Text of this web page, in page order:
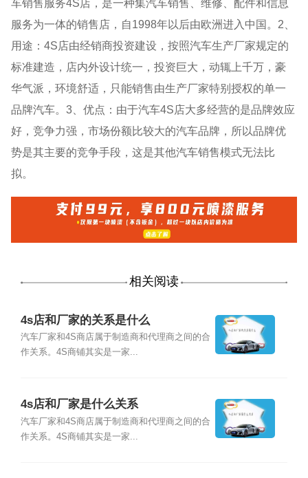
车销售服务4S店，是一种集汽车销售、维修、配件和信息
服务为一体的销售店，自1998年以后由欧洲进入中国。2、
用途：4S店由经销商投资建设，按照汽车生产厂家规定的
标准建造，店内外设计统一，投资巨大，动辄上千万，豪
华气派，环境舒适，只能销售由生产厂家特别授权的单一
品牌汽车。3、优点：由于汽车4S店大多经营的是品牌效应
好，竞争力强，市场份额比较大的汽车品牌，所以品牌优
势是其主要的竞争手段，这是其他汽车销售模式无法比
拟。
相关阅读
4s店和厂家的关系是什么
汽车厂家和4S商店属于制造商和代理商之间的合
作关系。4S商铺其实是一家...
4s店和厂家是什么关系
汽车厂家和4S商店属于制造商和代理商之间的合
作关系。4S商铺其实是一家...